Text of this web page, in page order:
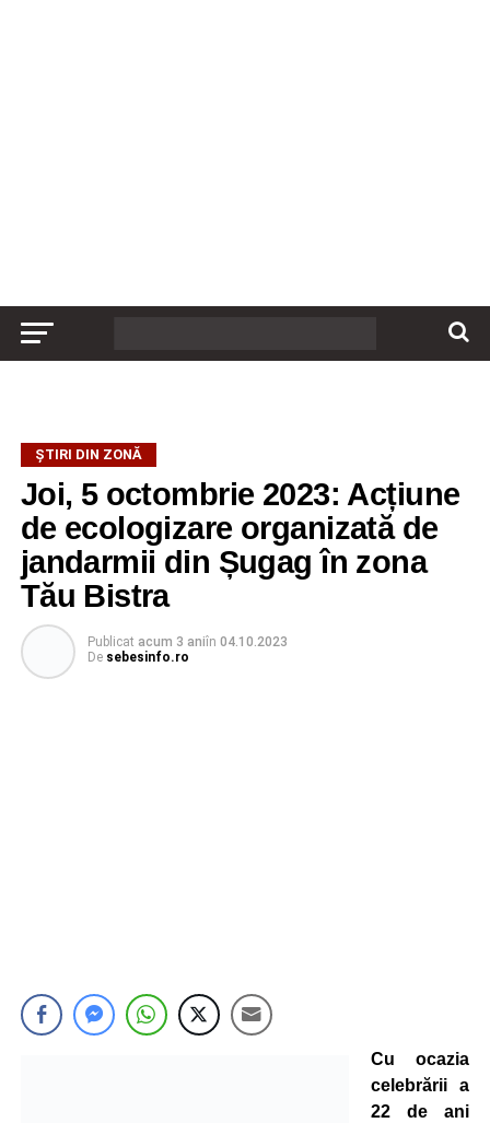
ȘTIRI DIN ZONĂ
Joi, 5 octombrie 2023: Acțiune
de ecologizare organizată de
jandarmii din Șugag în zona
Tău Bistra
Publicat acum 3 aniîn 04.10.2023
De sebesinfo.ro
Cu ocazia
celebrării a
22 de ani